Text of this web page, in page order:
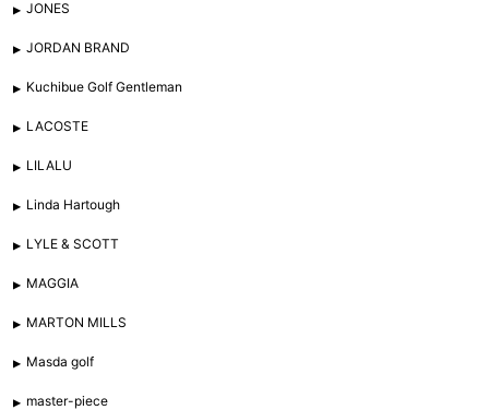
JONES
JORDAN BRAND
Kuchibue Golf Gentleman
LACOSTE
LILALU
Linda Hartough
LYLE & SCOTT
MAGGIA
MARTON MILLS
Masda golf
master-piece